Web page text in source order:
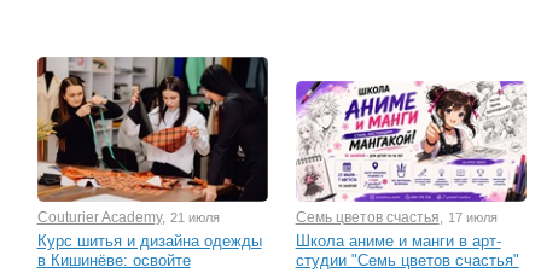
Couturier Academy, 21 июля
Курс шитья и дизайна одежды
в Кишинёве: освойте
Семь цветов счастья, 17 июля
Школа аниме и манги в арт-
студии "Семь цветов счастья"